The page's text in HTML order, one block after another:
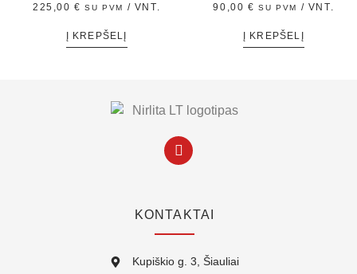
225,00€ SU PVM / VNT.
Į KREPŠELĮ
90,00€ SU PVM / VNT.
Į KREPŠELĮ
KONTAKTAI
Kupiškio g. 3, Šiauliai